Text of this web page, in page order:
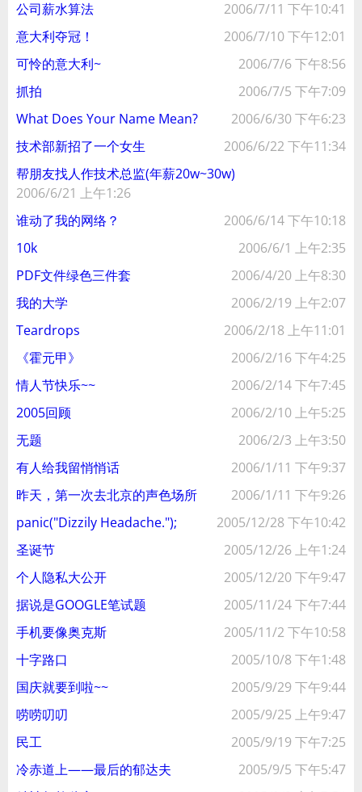
公司薪水算法
2006/7/11 下午10:41
意大利夺冠！
2006/7/10 下午12:01
可怜的意大利~
2006/7/6 下午8:56
抓拍
2006/7/5 下午7:09
What Does Your Name Mean?
2006/6/30 下午6:23
技术部新招了一个女生
2006/6/22 下午11:34
帮朋友找人作技术总监(年薪20w~30w)
2006/6/21 上午1:26
谁动了我的网络？
2006/6/14 下午10:18
10k
2006/6/1 上午2:35
PDF文件绿色三件套
2006/4/20 上午8:30
我的大学
2006/2/19 上午2:07
Teardrops
2006/2/18 上午11:01
《霍元甲》
2006/2/16 下午4:25
情人节快乐~~
2006/2/14 下午7:45
2005回顾
2006/2/10 上午5:25
无题
2006/2/3 上午3:50
有人给我留悄悄话
2006/1/11 下午9:37
昨天，第一次去北京的声色场所
2006/1/11 下午9:26
panic("Dizzily Headache.");
2005/12/28 下午10:42
圣诞节
2005/12/26 上午1:24
个人隐私大公开
2005/12/20 下午9:47
据说是GOOGLE笔试题
2005/11/24 下午7:44
手机要像奥克斯
2005/11/2 下午10:58
十字路口
2005/10/8 下午1:48
国庆就要到啦~~
2005/9/29 下午9:44
唠唠叨叨
2005/9/25 上午9:47
民工
2005/9/19 下午7:25
冷赤道上——最后的郁达夫
2005/9/5 下午5:47